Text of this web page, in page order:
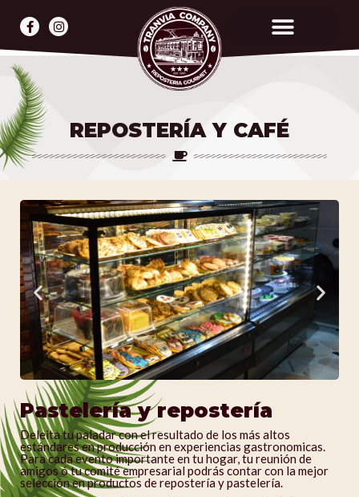
REPOSTERÍA Y CAFÉ
Pastelería y repostería
Deleita tu paladar con el resultado de los más altos
estándares en producción en experiencias gastronomicas.
Para cada evento importante en tu hogar, tu reunión de
amigos ó tu comité empresarial podrás contar con la mejor
selección en productos de repostería y pastelería.